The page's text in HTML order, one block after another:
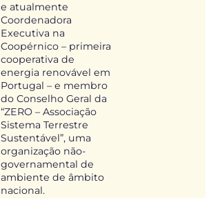
e atualmente
Coordenadora
Executiva na
Coopérnico – primeira
cooperativa de
energia renovável em
Portugal – e membro
do Conselho Geral da
“ZERO – Associação
Sistema Terrestre
Sustentável”, uma
organização não-
governamental de
ambiente de âmbito
nacional.